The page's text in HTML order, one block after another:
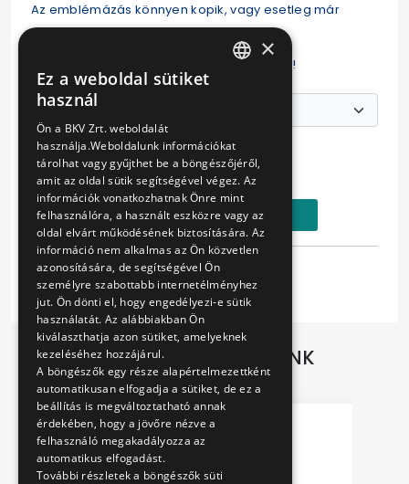
Az emblémázás könnyen kopik, vagy esetleg már
A termék rendeltetésszerűen használható!
Ár:
1290 Ft
500 Ft
Kosárba
Tulajdonságok
TOVÁBBI AJÁNLATAINK
×
Ez a weboldal sütiket
használ
Ön a BKV Zrt. weboldalát
használja.Weboldalunk információkat
tárolhat vagy gyűjthet be a böngészőjéről,
amit az oldal sütik segítségével végez. Az
információk vonatkozhatnak Önre mint
felhasználóra, a használt eszközre vagy az
oldal elvárt működésének biztosítására. Az
információ nem alkalmas az Ön közvetlen
azonosítására, de segítségével Ön
személyre szabottabb internetélményhez
jut. Ön dönti el, hogy engedélyezi-e sütik
használatát. Az alábbiakban Ön
kiválaszthatja azon sütiket, amelyeknek
kezeléséhez hozzájárul.
A böngészők egy része alapértelmezettként
automatikusan elfogadja a sütiket, de ez a
beállítás is megváltoztatható annak
érdekében, hogy a jövőre nézve a
felhasználó megakadályozza az
automatikus elfogadást.
További részletek a böngészők süti